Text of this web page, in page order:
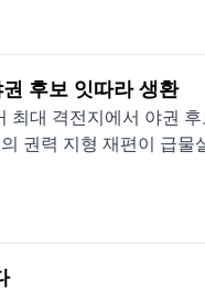
후보 잇따라 생환
최대 격전지에서 야권
권력 지형 재편이 급물